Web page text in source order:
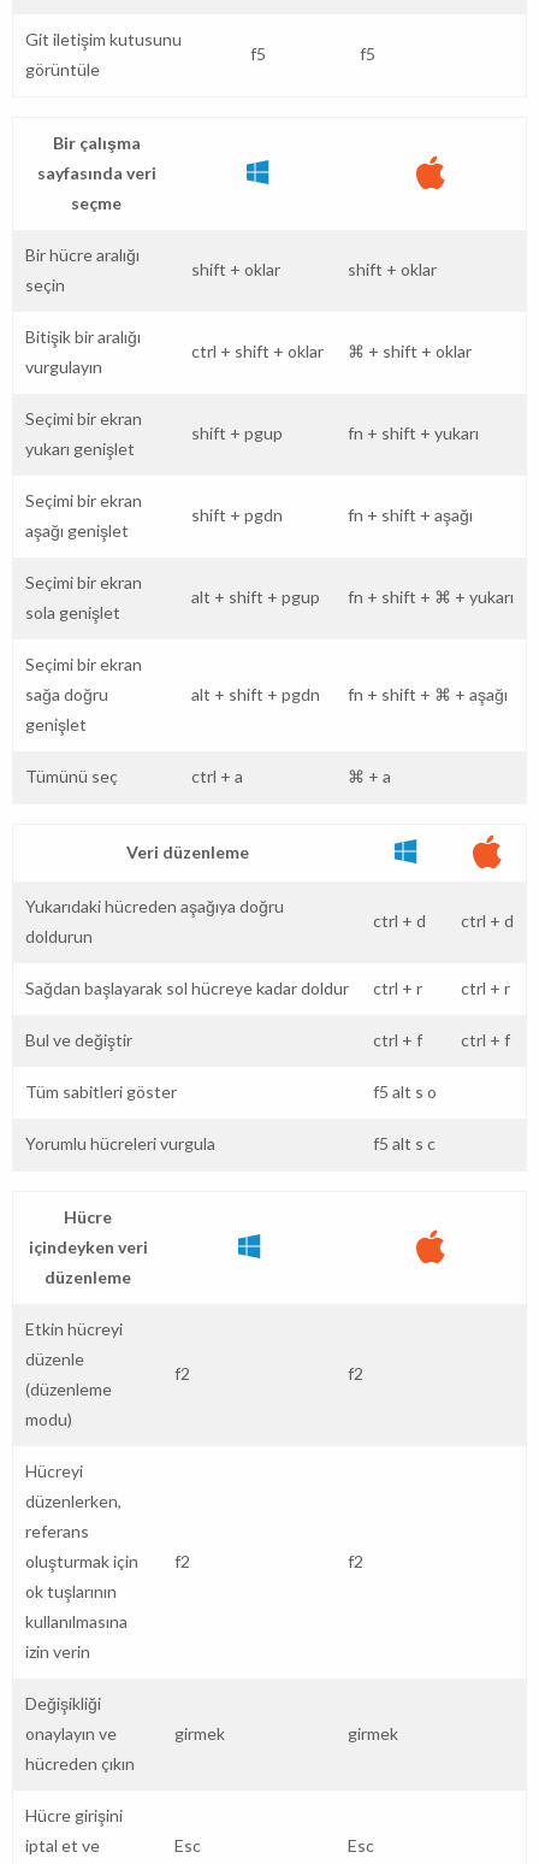
Git iletişim kutusunu
görüntüle
f5 f5
Bir çalışma
sayfasında veri
seçme
Bir hücre aralığı
seçin
shift + oklar shift + oklar
Bitişik bir aralığı
vurgulayın
ctrl + shift + oklar ⌘ + shift + oklar
Seçimi bir ekran
yukarı genişlet
shift + pgup fn + shift + yukarı
Seçimi bir ekran
aşağı genişlet
shift + pgdn fn + shift + aşağı
Seçimi bir ekran
sola genişlet
alt + shift + pgup fn + shift + ⌘ + yukarı
Seçimi bir ekran
sağa doğru
genişlet
alt + shift + pgdn fn + shift + ⌘ + aşağı
Tümünü seç ctrl + a ⌘ + a
Veri düzenleme
Yukarıdaki hücreden aşağıya doğru
doldurun
ctrl + d ctrl + d
Sağdan başlayarak sol hücreye kadar doldur ctrl + r ctrl + r
Bul ve değiştir ctrl + f ctrl + f
Tüm sabitleri göster f5 alt s o
Yorumlu hücreleri vurgula f5 alt s c
Hücre
içindeyken veri
düzenleme
Etkin hücreyi
düzenle
(düzenleme
modu)
f2 f2
Hücreyi
düzenlerken,
referans
oluşturmak için
ok tuşlarının
kullanılmasına
izin verin
f2 f2
Değişikliği
onaylayın ve
hücreden çıkın
girmek girmek
Hücre girişini
iptal et ve
Esc Esc